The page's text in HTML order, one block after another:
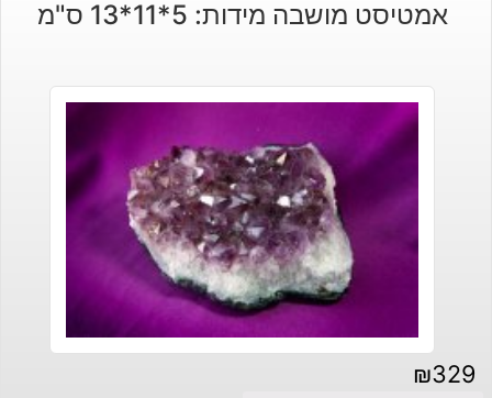
היה:
הוא:אמטיסט מושבה מידות: 5*11*13 ס"מ
₪329